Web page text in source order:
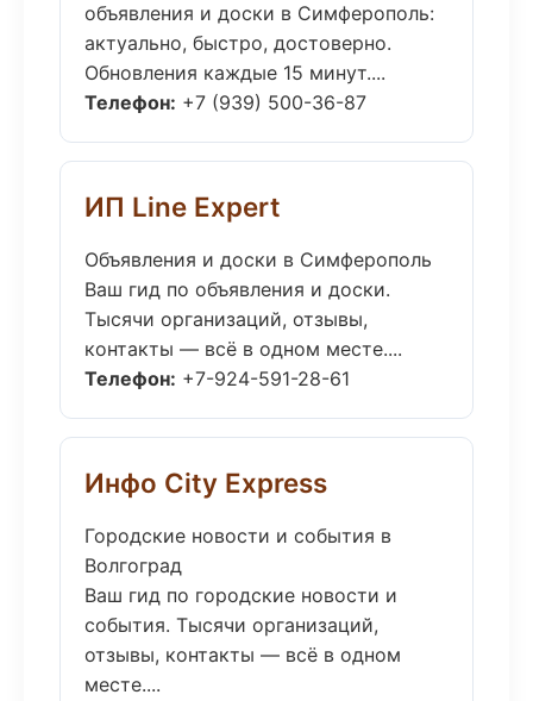
объявления и доски в Симферополь:
актуально, быстро, достоверно.
Обновления каждые 15 минут....
Телефон: +7 (939) 500-36-87
ИП Line Expert
Объявления и доски в Симферополь
Ваш гид по объявления и доски.
Тысячи организаций, отзывы,
контакты — всё в одном месте....
Телефон: +7-924-591-28-61
Инфо City Express
Городские новости и события в
Волгоград
Ваш гид по городские новости и
события. Тысячи организаций,
отзывы, контакты — всё в одном
месте....